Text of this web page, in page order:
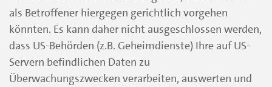
als Betroffener hiergegen gerichtlich vorgehen
könnten. Es kann daher nicht ausgeschlossen werden,
dass US-Behörden (z.B. Geheimdienste) Ihre auf US-
Servern befindlichen Daten zu
Überwachungszwecken verarbeiten, auswerten und